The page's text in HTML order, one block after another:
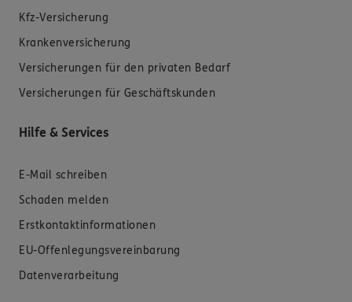
Kfz-Versicherung
Krankenversicherung
Versicherungen für den privaten Bedarf
Versicherungen für Geschäftskunden
Hilfe & Services
E-Mail schreiben
Schaden melden
Erstkontaktinformationen
EU-Offenlegungsvereinbarung
Datenverarbeitung